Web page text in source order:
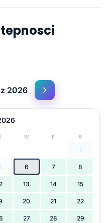
2026
W P S
1
6 7 8
13 14 15
20 21 22
27 28 29